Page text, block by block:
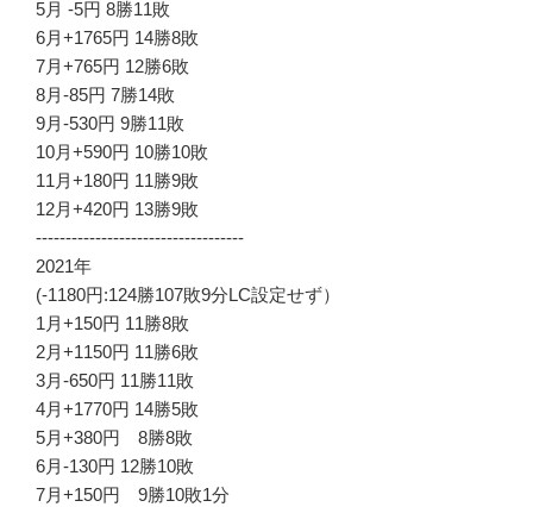
5月 -5円 8勝11敗
6月+1765円 14勝8敗
7月+765円 12勝6敗
8月-85円 7勝14敗
9月-530円 9勝11敗
10月+590円 10勝10敗
11月+180円 11勝9敗
12月+420円 13勝9敗
-----------------------------------
2021年
(-1180円:124勝107敗9分LC設定せず）
1月+150円 11勝8敗
2月+1150円 11勝6敗
3月-650円 11勝11敗
4月+1770円 14勝5敗
5月+380円 8勝8敗
6月-130円 12勝10敗
7月+150円 9勝10敗1分